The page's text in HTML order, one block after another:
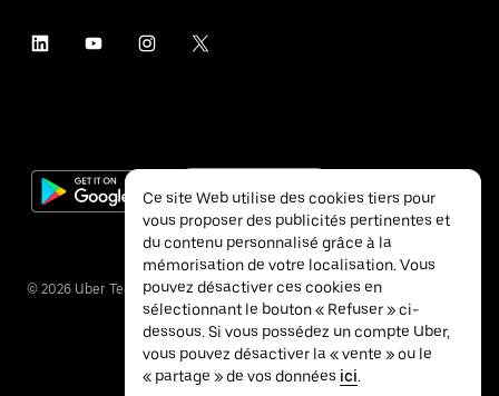
© 2026 Uber Technologies Inc.
Ce site Web utilise des cookies tiers pour
vous proposer des publicités pertinentes et
du contenu personnalisé grâce à la
mémorisation de votre localisation. Vous
pouvez désactiver ces cookies en
sélectionnant le bouton « Refuser » ci-
dessous. Si vous possédez un compte Uber,
vous pouvez désactiver la « vente » ou le
« partage » de vos données ici.